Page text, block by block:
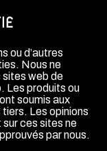
ou d’autres
Nous ne
sites web de
Les produits ou
soumis aux
Les opinions
ces sites ne
par nous.